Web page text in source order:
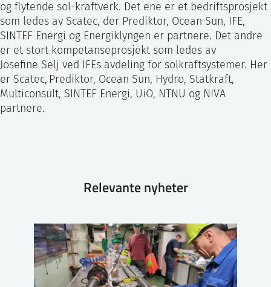
og flytende sol-kraftverk. Det ene er et bedriftsprosjekt
som ledes av Scatec, der Prediktor, Ocean Sun, IFE,
SINTEF Energi og Energiklyngen er partnere. Det andre
er et stort kompetanseprosjekt som ledes av
Josefine Selj ved IFEs avdeling for solkraftsystemer. Her
er Scatec, Prediktor, Ocean Sun, Hydro, Statkraft,
Multiconsult, SINTEF Energi, UiO, NTNU og NIVA
partnere.
Relevante nyheter